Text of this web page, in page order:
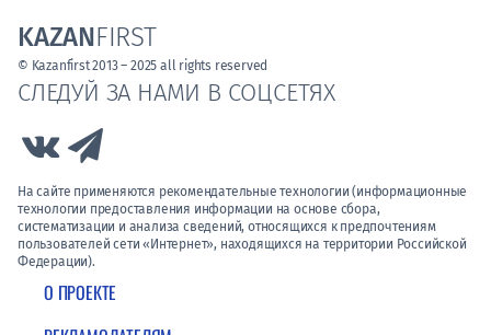
О ПРОЕКТЕ
СЛЕДУЙ ЗА НАМИ В СОЦСЕТЯХ
Link to Vk
На сайте применяются рекомендательные технологии (информационные
технологии предоставления информации на основе сбора,
систематизации и анализа сведений, относящихся к предпочтениям
пользователей сети «Интернет», находящихся на территории Российской
Федерации).
KAZANFIRST
© Kazanfirst 2013 – 2025 all rights reserved